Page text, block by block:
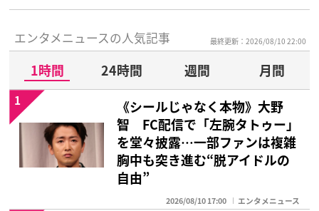
エンタメニュースの人気記事 最終更新：2026/08/10 22:00
1時間 24時間 週間
月間
《シールじゃなく本物》大野
智 FC配信で「左腕タトゥー」
を堂々披露…一部ファンは複雑
胸中も突き進む“脱アイドルの
自由”
2026/08/10 17:00 エンタメニュース
1